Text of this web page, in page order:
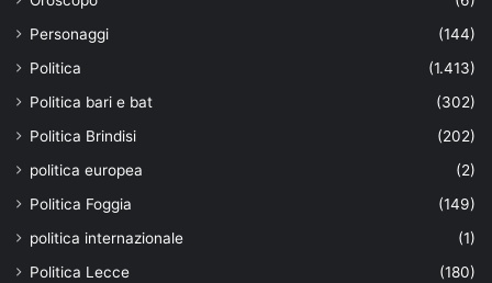
Personaggi
(144)
Politica
(1.413)
Politica bari e bat
(302)
Politica Brindisi
(202)
politica europea
(2)
Politica Foggia
(149)
politica internazionale
(1)
Politica Lecce
(180)